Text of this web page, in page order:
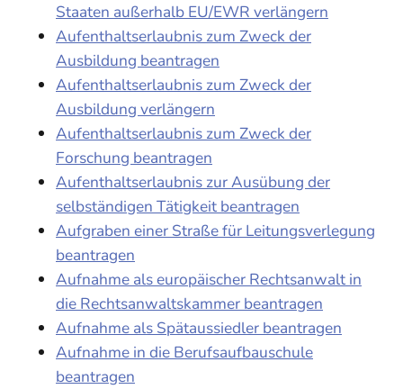
Staaten außerhalb EU/EWR verlängern
Aufenthaltserlaubnis zum Zweck der
Ausbildung beantragen
Aufenthaltserlaubnis zum Zweck der
Ausbildung verlängern
Aufenthaltserlaubnis zum Zweck der
Forschung beantragen
Aufenthaltserlaubnis zur Ausübung der
selbständigen Tätigkeit beantragen
Aufgraben einer Straße für Leitungsverlegung
beantragen
Aufnahme als europäischer Rechtsanwalt in
die Rechtsanwaltskammer beantragen
Aufnahme als Spätaussiedler beantragen
Aufnahme in die Berufsaufbauschule
beantragen